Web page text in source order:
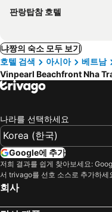
판랑탑참 호텔
냐짱의 숙소 모두 보기
호텔 검색
아시아 베트남
Vinpearl Beachfront Nha
나라를 선택하세요
Google에 추가
저희 결과를 쉽게 찾아보세요:
서 trivago를 선호 소스로 추가하세
회사